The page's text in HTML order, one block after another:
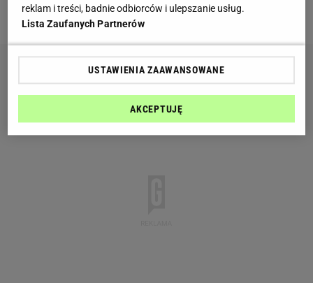
aż o 73 proc .
reklam i treści, badnie odbiorców i ulepszanie usług.
Lista Zaufanych Partnerów
USTAWIENIA ZAAWANSOWANE
AKCEPTUJĘ